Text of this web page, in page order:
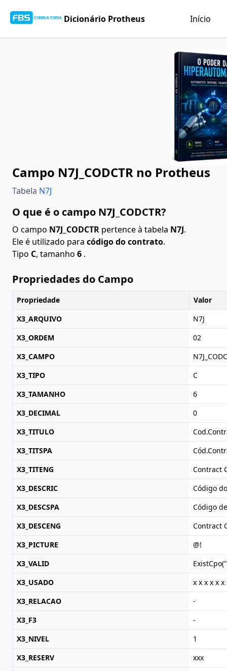
Dicionário Protheus Início
Campo N7J_CODCTR no Protheus
Tabela N7J
O que é o campo N7J_CODCTR?
O campo N7J_CODCTR pertence à tabela N7J.
Ele é utilizado para código do contrato.
Tipo C, tamanho 6 .
Propriedades do Campo
Propriedade
Valor
X3_ARQUIVO
N7J
X3_ORDEM
02
X3_CAMPO
X3_TIPO
C
X3_TAMANHO
6
X3_DECIMAL
0
X3_TITULO
X3_TITSPA
X3_TITENG
Contract
X3_DESCRIC
Código
X3_DESCSPA
Código
X3_DESCENG
Contract
X3_PICTURE
@!
X3_VALID
X3_USADO
x x x x x x
X3_RELACAO
-
X3_F3
-
X3_NIVEL
1
X3_RESERV
xxx